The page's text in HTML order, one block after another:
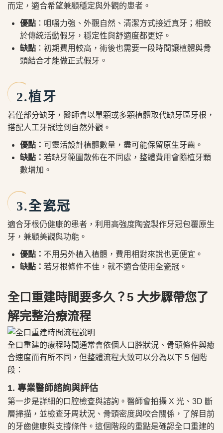
而定，適合希望兼顧穩定與外觀的患者。
優點 ：咀嚼力強、外觀自然、清潔方式接近真牙；相較
於傳統活動假牙，穩定性與舒適度都更好。
缺點 ：初期費用較高，術後也需要一段時間讓植體與骨
頭結合才能做正式假牙。
2.植牙
若僅部分缺牙，醫師會以單顆或多顆植體取代缺牙區牙根，
搭配人工牙冠達到自然外觀。
優點： 可靈活設計植體數量，盡可能保留原生牙齒。
缺點： 若缺牙範圍散佈在不同處，整體費用會隨植牙顆
數增加。
3.全瓷冠
適合牙根仍健康的患者，利用高強度陶瓷製作牙冠包覆原生
牙，兼顧美觀與功能。
優點： 不用另外植入植體，費用相對來說也更便宜。
缺點： 若牙根條件不佳，就不適合使用全瓷冠。
全口重建時間要多久？5 大步驟帶您了
解完整治療流程
全口重建的療程時間通常會依個人口腔狀況、骨頭條件與癒
合速度而有所不同，但整體流程大致可以分為以下 5 個階
段：
1. 專業醫師諮詢與評估
第一步是詳細的口腔檢查與諮詢。醫師會拍攝 X 光、3D 斷
層掃描，並檢查牙周狀況、骨頭密度與咬合關係，了解目前
的牙齒健康與支撐條件。這個階段的重點是確認全口重建的